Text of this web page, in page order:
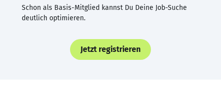
Schon als Basis-Mitglied kannst Du Deine Job-Suche
deutlich optimieren.
Jetzt registrieren